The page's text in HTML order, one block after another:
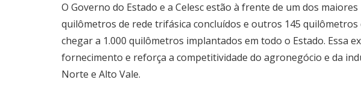
O Governo do Estado e a Celesc estão à frente de um dos
quilômetros de rede trifásica concluídos e outros 145
chegar a 1.000 quilômetros implantados em todo o Estado. Essa
fornecimento e reforça a competitividade do agronegócio e da
Norte e Alto Vale.